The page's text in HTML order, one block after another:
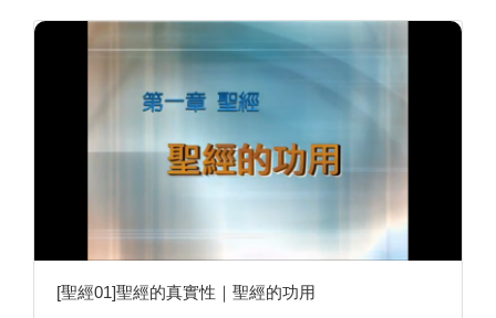
[聖經01]聖經的真實性｜聖經的功用